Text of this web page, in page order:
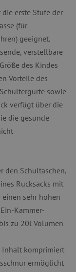
erste Stufe der
(für
geeignet.
verstellbare
des Kindes
Vorteile des
sowie
verfügt über die
die gesunde
den Schultaschen,
Rucksacks mit
einen sehr hohen
Kammer-
zu 20l Volumen
Inhalt komprimiert
ermöglicht